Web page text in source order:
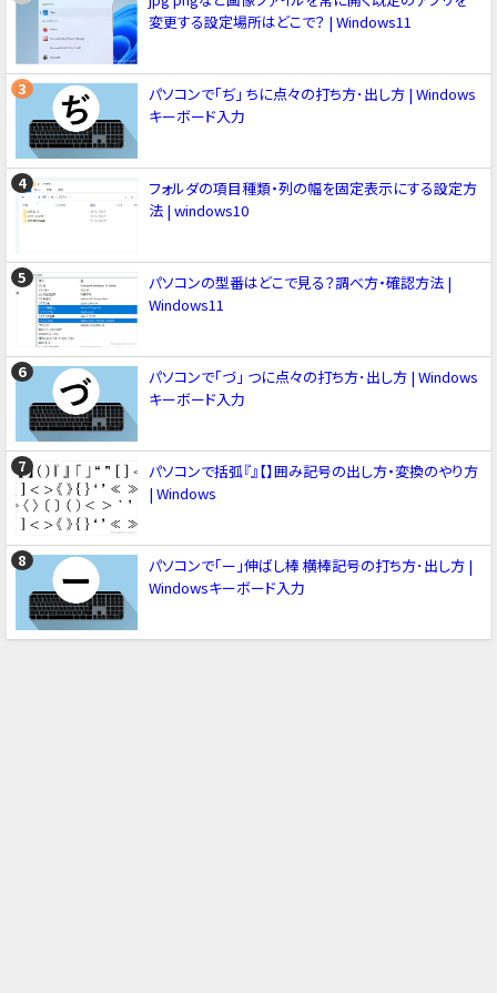
変更する設定場所はどこで？ | Windows11
パソコンで「ぢ」 ちに点々の打ち方･出し方 | Windows
キーボード入力
フォルダの項目種類・列の幅を固定表示にする設定方
法 | windows10
パソコンの型番はどこで見る？調べ方・確認方法 |
Windows11
パソコンで「づ」 つに点々の打ち方･出し方 | Windows
キーボード入力
パソコンで括弧『』【】囲み記号の出し方・変換のやり方
| Windows
パソコンで「ー」伸ばし棒 横棒記号の打ち方･出し方 |
Windowsキーボード入力